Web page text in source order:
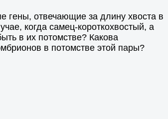
гены, отвечающие за длину хвоста в
когда самец-короткохвостый, а
в их потомстве? Какова
в потомстве этой пары?